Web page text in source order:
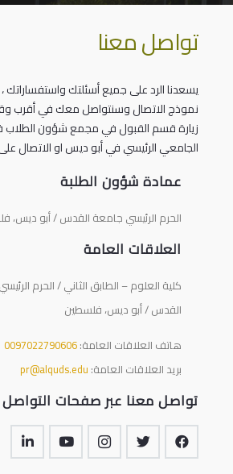
تواصل معنا
يسعدنا الرد على جميع أسئلتك
نموذج الاتصال وسنتواصل معك في أقرب
زيارة قسم القبول في مجمع شؤون الطلاب
الجامعي الرئيسي في أبو ديس او الاتصال على
عمادة شؤون الطلبة
الحرم الرئيسي جامعة القدس / أبو ديس،
العلاقات العامة
كلية العلوم – الطابق الثاني / الحرم
القدس / أبو ديس، فلسطين
هاتف العلاقات العامة:0097022790606
بريد العلاقات العامة: pr@alquds.edu
تواصل معنا عبر صفحات